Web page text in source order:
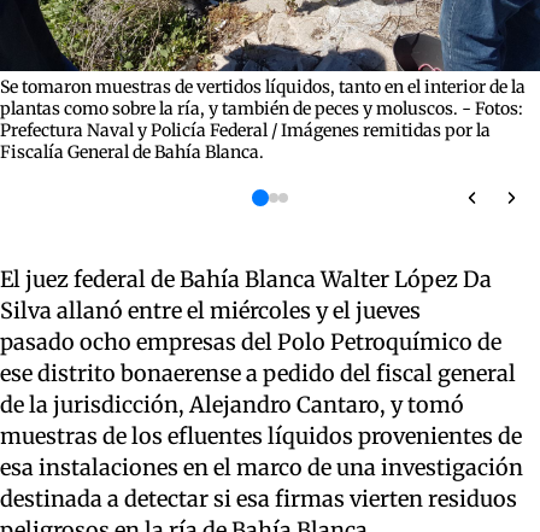
Se tomaron muestras de vertidos líquidos, tanto en el interior de la
plantas como sobre la ría, y también de peces y moluscos. - Fotos:
Prefectura Naval y Policía Federal / Imágenes remitidas por la
Fiscalía General de Bahía Blanca.
El juez federal de Bahía Blanca Walter López Da
Silva allanó entre el miércoles y el jueves
pasado ocho empresas del Polo Petroquímico de
ese distrito bonaerense a pedido del fiscal general
de la jurisdicción, Alejandro Cantaro, y tomó
muestras de los efluentes líquidos provenientes de
esa instalaciones en el marco de una investigación
destinada a detectar si esa firmas vierten residuos